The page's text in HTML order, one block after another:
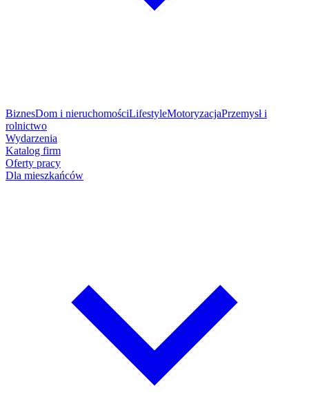
BiznesDom i nieruchomościLifestyleMotoryzacjaPrzemysł i
rolnictwo
Wydarzenia
Katalog firm
Oferty pracy
Dla mieszkańców